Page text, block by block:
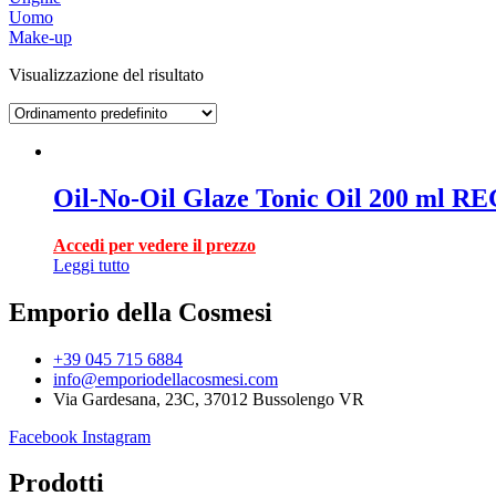
Uomo
Make-up
Visualizzazione del risultato
Oil-No-Oil Glaze Tonic Oil 200 ml
Accedi per vedere il prezzo
Leggi tutto
Emporio della Cosmesi
+39 045 715 6884
info@emporiodellacosmesi.com
Via Gardesana, 23C, 37012 Bussolengo VR
Facebook Instagram
Prodotti